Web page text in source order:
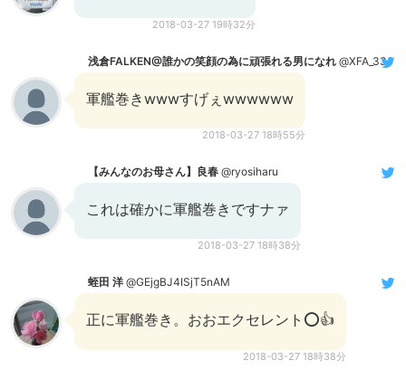
2018-03-27 19時32分
浅倉FALKEN@誰かの笑顔の為に頑張れる男になれ @XFA_33
軍艦巻きwwwすげぇwwwwww
2018-03-27 18時55分
【みんなのお母さん】良春 @ryosiharu
これは確かに軍艦巻きですナァ
2018-03-27 18時38分
蛭田 洋 @GEjgBJ4ISjT5nAM
正に軍艦巻き。おおエクセレント⭕👍
2018-03-27 18時38分